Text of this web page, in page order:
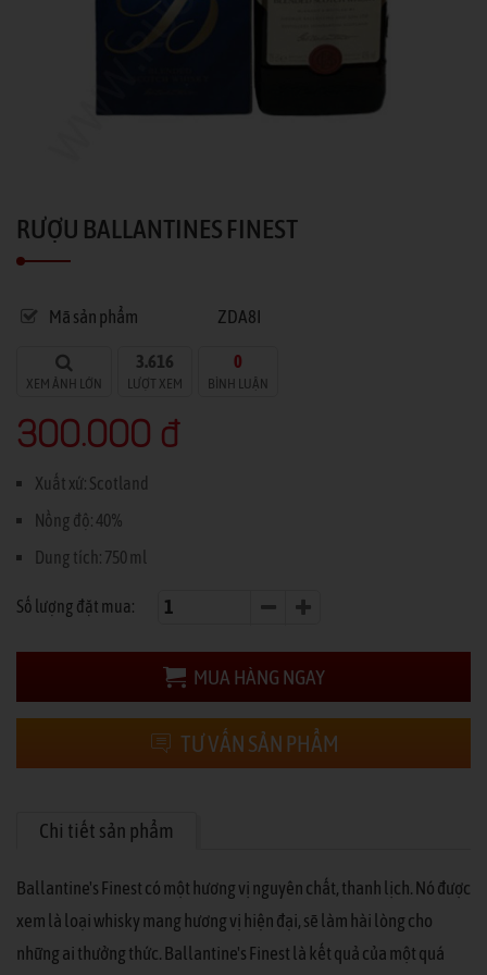
RƯỢU BALLANTINES FINEST
Mã sản phẩm ZDA8I
XEM ẢNH LỚN
3.616
LƯỢT XEM
0
BÌNH LUẬN
300.000 đ
Xuất xứ: Scotland
Nồng độ: 40%
Dung tích: 750 ml
Số lượng đặt mua:
MUA HÀNG NGAY
TƯ VẤN SẢN PHẨM
Chi tiết sản phẩm
Ballantine's Finest có một hương vị nguyên chất, thanh lịch. Nó được
xem là loại whisky mang hương vị hiện đại, sẽ làm hài lòng cho
những ai thưởng thức. Ballantine's Finest là kết quả của một quá